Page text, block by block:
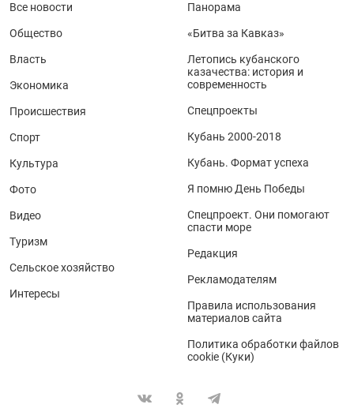
Все новости
Общество
Власть
Экономика
Происшествия
Спорт
Культура
Фото
Видео
Туризм
Сельское хозяйство
Интересы
Панорама
«Битва за Кавказ»
Летопись кубанского
казачества: история и
современность
Спецпроекты
Кубань 2000-2018
Кубань. Формат успеха
Я помню День Победы
Спецпроект. Они помогают
спасти море
Редакция
Рекламодателям
Правила использования
материалов сайта
Политика обработки файлов
cookie (Куки)